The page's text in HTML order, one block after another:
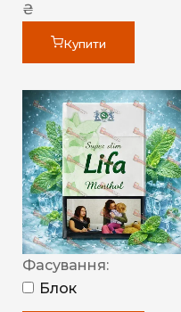
₴
Купити
Фасування:
Блок